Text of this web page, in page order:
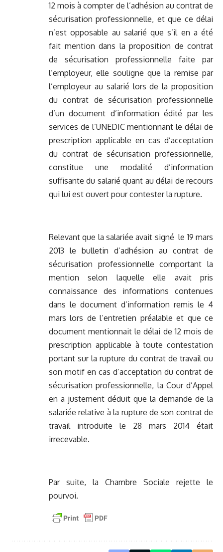
12 mois à compter de l’adhésion au contrat de
sécurisation professionnelle, et que ce délai
n’est opposable au salarié que s’il en a été
fait mention dans la proposition de contrat
de sécurisation professionnelle faite par
l’employeur, elle souligne que la remise par
l’employeur au salarié lors de la proposition
du contrat de sécurisation professionnelle
d’un document d’information édité par les
services de l’UNEDIC mentionnant le délai de
prescription applicable en cas d’acceptation
du contrat de sécurisation professionnelle,
constitue une modalité d’information
suffisante du salarié quant au délai de recours
qui lui est ouvert pour contester la rupture.
Relevant que la salariée avait signé le 19 mars
2013 le bulletin d’adhésion au contrat de
sécurisation professionnelle comportant la
mention selon laquelle elle avait pris
connaissance des informations contenues
dans le document d’information remis le 4
mars lors de l’entretien préalable et que ce
document mentionnait le délai de 12 mois de
prescription applicable à toute contestation
portant sur la rupture du contrat de travail ou
son motif en cas d’acceptation du contrat de
sécurisation professionnelle, la Cour d’Appel
en a justement déduit que la demande de la
salariée relative à la rupture de son contrat de
travail introduite le 28 mars 2014 était
irrecevable.
Par suite, la Chambre Sociale rejette le
pourvoi.